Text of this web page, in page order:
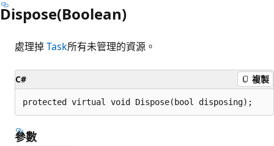
Dispose(Boolean)
處理掉Task所有未管理的資源。
C# 複製
protected virtual void Dispose(bool disposing);
參數